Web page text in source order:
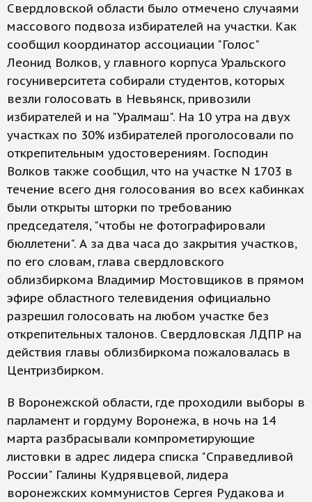
Свердловской области было отмечено случаями
массового подвоза избирателей на участки. Как
сообщил координатор ассоциации "Голос"
Леонид Волков, у главного корпуса Уральского
госуниверситета собирали студентов, которых
везли голосовать в Невьянск, привозили
избирателей и на "Уралмаш". На 10 утра на двух
участках по 30% избирателей проголосовали по
открепительным удостоверениям. Господин
Волков также сообщил, что на участке N 1703 в
течение всего дня голосования во всех кабинках
были открыты шторки по требованию
председателя, "чтобы не фотографировали
бюллетени". А за два часа до закрытия участков,
по его словам, глава свердловского
облизбиркома Владимир Мостовщиков в прямом
эфире областного телевидения официально
разрешил голосовать на любом участке без
открепительных талонов. Свердловская ЛДПР на
действия главы облизбиркома пожаловалась в
Центризбирком.
В Воронежской области, где проходили выборы в
парламент и гордуму Воронежа, в ночь на 14
марта разбрасывали компрометирующие
листовки в адрес лидера списка "Справедливой
России" Галины Кудрявцевой, лидера
воронежских коммунистов Сергея Рудакова и